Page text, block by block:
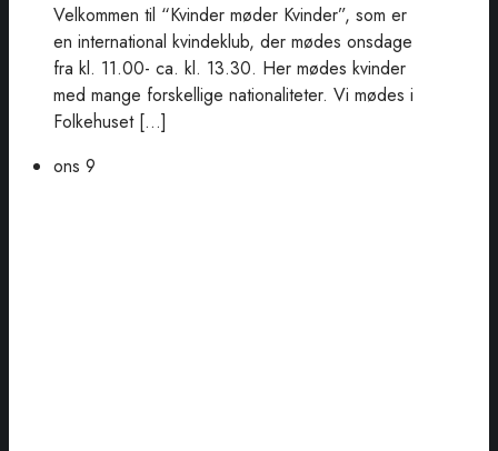
Velkommen til “Kvinder møder Kvinder”, som er
en international kvindeklub, der mødes onsdage
fra kl. 11.00- ca. kl. 13.30. Her mødes kvinder
med mange forskellige nationaliteter. Vi mødes i
Folkehuset […]
ons 9